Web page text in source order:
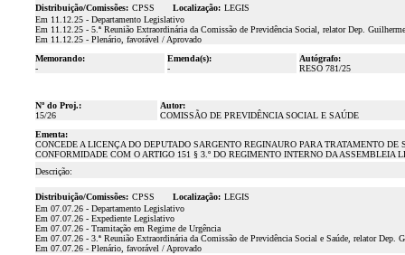
Distribuição/Comissões: CPSS Localização: LEGIS
Em 11.12.25 - Departamento Legislativo
Em 11.12.25 - 5.ª Reunião Extraordinária da Comissão de Previdência Social, relator Dep.
Em 11.12.25 - Plenário, favorável / Aprovado
Memorando:
-
Emenda(s):
-
Autógrafo:
RESO 781/25
Nº do Proj.:
15/26
Autor:
COMISSÃO DE PREVIDÊNCIA SOCIAL E SAÚDE
Ementa:
CONCEDE A LICENÇA DO DEPUTADO SARGENTO REGINAURO PARA TRATAMENTO
CONFORMIDADE COM O ARTIGO 151 § 3.º DO REGIMENTO INTERNO DA ASSEMBLEIA
Descrição:
Distribuição/Comissões: CPSS Localização: LEGIS
Em 07.07.26 - Departamento Legislativo
Em 07.07.26 - Expediente Legislativo
Em 07.07.26 - Tramitação em Regime de Urgência
Em 07.07.26 - 3.ª Reunião Extraordinária da Comissão de Previdência Social e Saúde, relator Dep.
Em 07.07.26 - Plenário, favorável / Aprovado